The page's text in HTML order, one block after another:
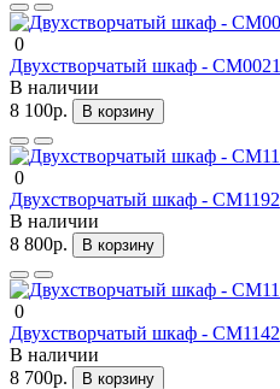
0
Двухстворчатый шкаф - СМ0021
В наличии
8 100р.
В корзину
0
Двухстворчатый шкаф - СМ1192
В наличии
8 800р.
В корзину
0
Двухстворчатый шкаф - СМ1142
В наличии
8 700р.
В корзину